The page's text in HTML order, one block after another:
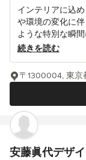
インテリアに込
や環境の変化に
ような特別な瞬間
続きを読む
〒1300004, 東京
安藤眞代デザ